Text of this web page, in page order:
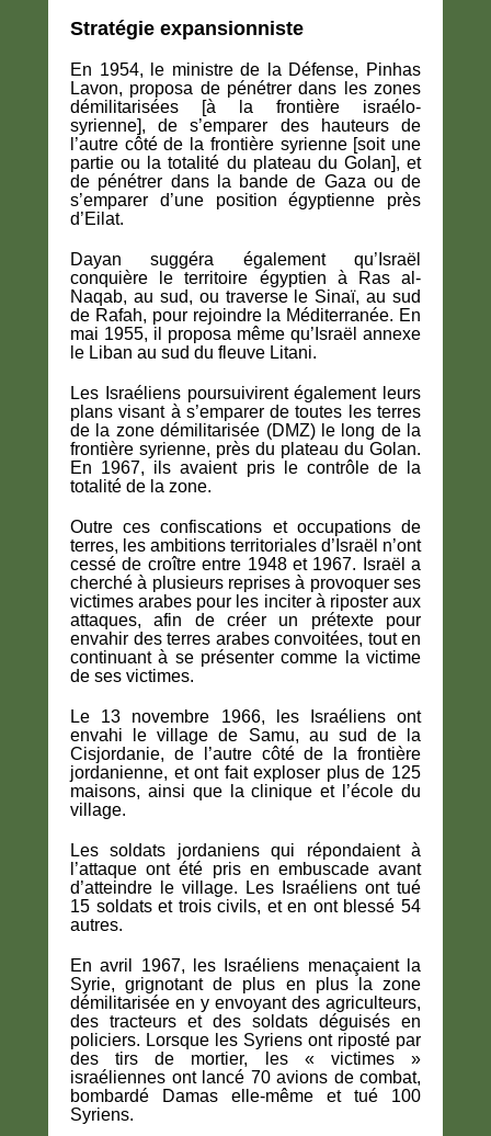
Stratégie expansionniste
En 1954, le ministre de la Défense, Pinhas
Lavon, proposa de pénétrer dans les zones
démilitarisées [à la frontière israélo-
syrienne], de s’emparer des hauteurs de
l’autre côté de la frontière syrienne [soit une
partie ou la totalité du plateau du Golan], et
de pénétrer dans la bande de Gaza ou de
s’emparer d’une position égyptienne près
d’Eilat.
Dayan suggéra également qu’Israël
conquière le territoire égyptien à Ras al-
Naqab, au sud, ou traverse le Sinaï, au sud
de Rafah, pour rejoindre la Méditerranée. En
mai 1955, il proposa même qu’Israël annexe
le Liban au sud du fleuve Litani.
Les Israéliens poursuivirent également leurs
plans visant à s’emparer de toutes les terres
de la zone démilitarisée (DMZ) le long de la
frontière syrienne, près du plateau du Golan.
En 1967, ils avaient pris le contrôle de la
totalité de la zone.
Outre ces confiscations et occupations de
terres, les ambitions territoriales d’Israël n’ont
cessé de croître entre 1948 et 1967. Israël a
cherché à plusieurs reprises à provoquer ses
victimes arabes pour les inciter à riposter aux
attaques, afin de créer un prétexte pour
envahir des terres arabes convoitées, tout en
continuant à se présenter comme la victime
de ses victimes.
Le 13 novembre 1966, les Israéliens ont
envahi le village de Samu, au sud de la
Cisjordanie, de l’autre côté de la frontière
jordanienne, et ont fait exploser plus de 125
maisons, ainsi que la clinique et l’école du
village.
Les soldats jordaniens qui répondaient à
l’attaque ont été pris en embuscade avant
d’atteindre le village. Les Israéliens ont tué
15 soldats et trois civils, et en ont blessé 54
autres.
En avril 1967, les Israéliens menaçaient la
Syrie, grignotant de plus en plus la zone
démilitarisée en y envoyant des agriculteurs,
des tracteurs et des soldats déguisés en
policiers. Lorsque les Syriens ont riposté par
des tirs de mortier, les « victimes »
israéliennes ont lancé 70 avions de combat,
bombardé Damas elle-même et tué 100
Syriens.